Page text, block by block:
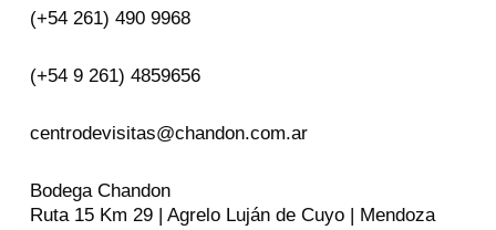
(+54 261) 490 9968
(+54 9 261) 4859656
centrodevisitas@chandon.com.ar
Bodega Chandon
Ruta 15 Km 29 | Agrelo Luján de Cuyo | Mendoza